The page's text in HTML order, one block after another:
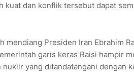
dan konflik tersebut dapat
Presiden Iran Ebrahim
garis keras Raisi hampir
yang ditandatangani dengan